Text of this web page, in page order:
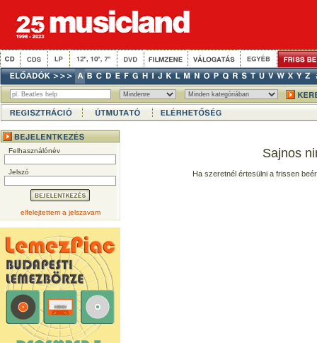
Felhasználónév
Jelszó
elfelejtettem a jelszavam
Sajnos
Ha szeretnél értesülni a frissen